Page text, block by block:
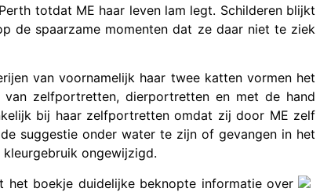
totdat ME haar leven lam legt. Schilderen blijkt
de spaarzame momenten dat ze daar niet te ziek
van voornamelijk haar twee katten vormen het
zelfportretten, dierportretten en met de hand
bij haar zelfportretten omdat zij door ME zelf
suggestie onder water te zijn of gevangen in het
ongewijzigd.
het boekje duidelijke beknopte informatie over